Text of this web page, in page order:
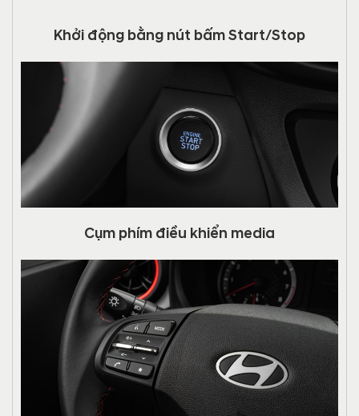
Khởi động bằng nút bấm Start/Stop
Cụm phím điều khiển media